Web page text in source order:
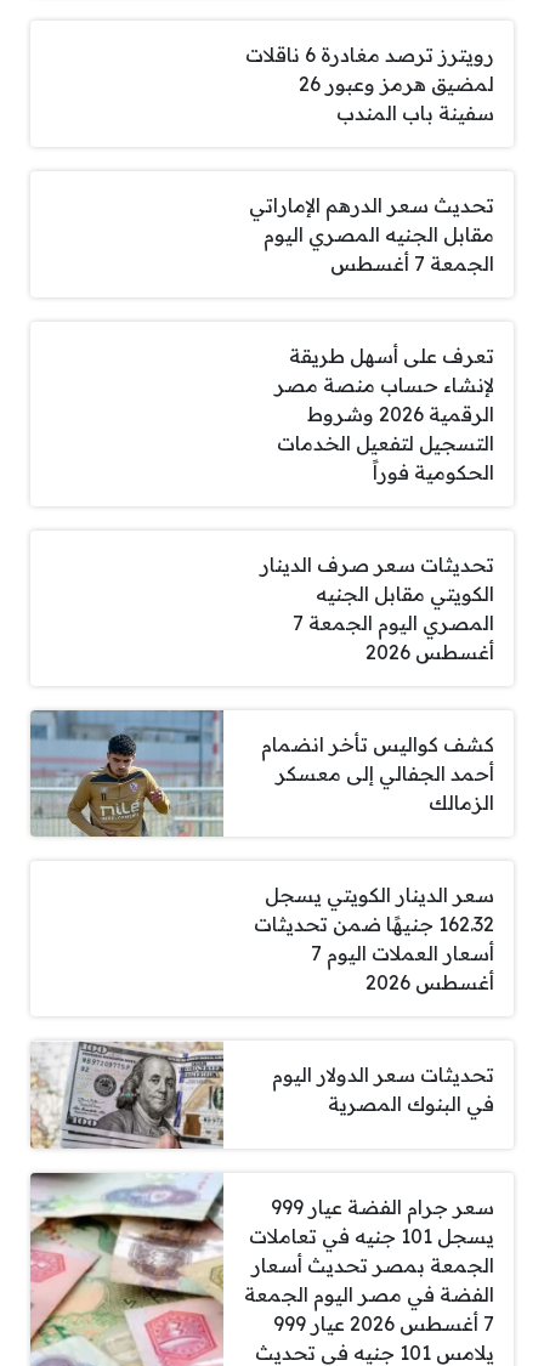
رويترز ترصد مغادرة 6 ناقلات
لمضيق هرمز وعبور 26
سفينة باب المندب
تحديث سعر الدرهم الإماراتي
مقابل الجنيه المصري اليوم
الجمعة 7 أغسطس
تعرف على أسهل طريقة
لإنشاء حساب منصة مصر
الرقمية 2026 وشروط
التسجيل لتفعيل الخدمات
الحكومية فوراً
تحديثات سعر صرف الدينار
الكويتي مقابل الجنيه
المصري اليوم الجمعة 7
أغسطس 2026
كشف كواليس تأخر انضمام
أحمد الجفالي إلى معسكر
الزمالك
سعر الدينار الكويتي يسجل
162.32 جنيهًا ضمن تحديثات
أسعار العملات اليوم 7
أغسطس 2026
تحديثات سعر الدولار اليوم
في البنوك المصرية
سعر جرام الفضة عيار 999
يسجل 101 جنيه في تعاملات
الجمعة بمصر تحديث أسعار
الفضة في مصر اليوم الجمعة
7 أغسطس 2026 عيار 999
يلامس 101 جنيه في تحديث